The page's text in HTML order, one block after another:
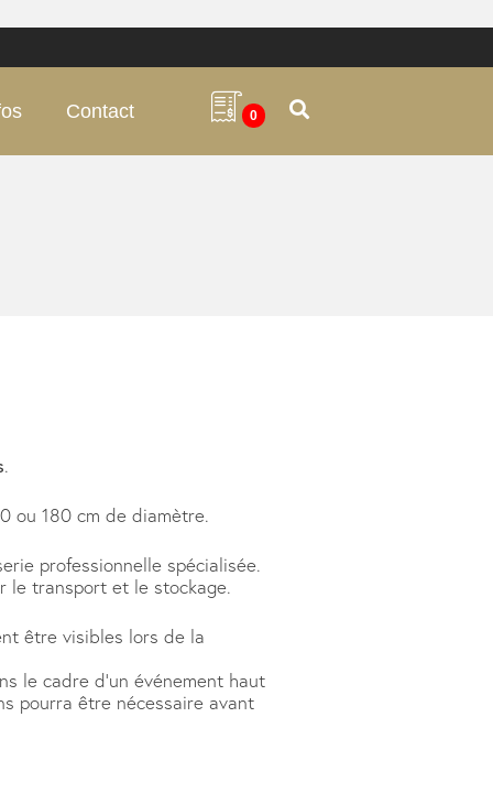
Contact 0
.
ou 180 cm de diamètre.
professionnelle spécialisée.
le transport et le stockage.
être visibles lors de la
le cadre d’un événement haut
pourra être nécessaire avant